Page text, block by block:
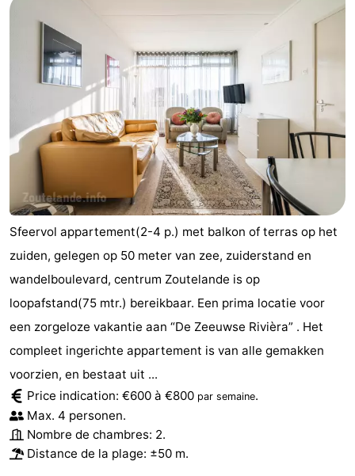
Sfeervol appartement(2-4 p.) met balkon of terras op het
zuiden, gelegen op 50 meter van zee, zuiderstand en
wandelboulevard, centrum Zoutelande is op
loopafstand(75 mtr.) bereikbaar. Een prima locatie voor
een zorgeloze vakantie aan “De Zeeuwse Rivièra” . Het
compleet ingerichte appartement is van alle gemakken
voorzien, en bestaat uit ...
Price indication: €600 à €800 par semaine.
Max. 4 personen.
Nombre de chambres: 2.
Distance de la plage: ±50 m.